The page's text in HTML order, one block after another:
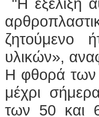
"Η εξέλιξη
ζητούμενο
υλικών»,
Η φθορά των
μέχρι
των 50 και